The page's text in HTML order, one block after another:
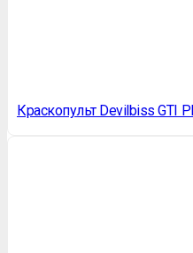
Краскопульт Devilbiss GTI